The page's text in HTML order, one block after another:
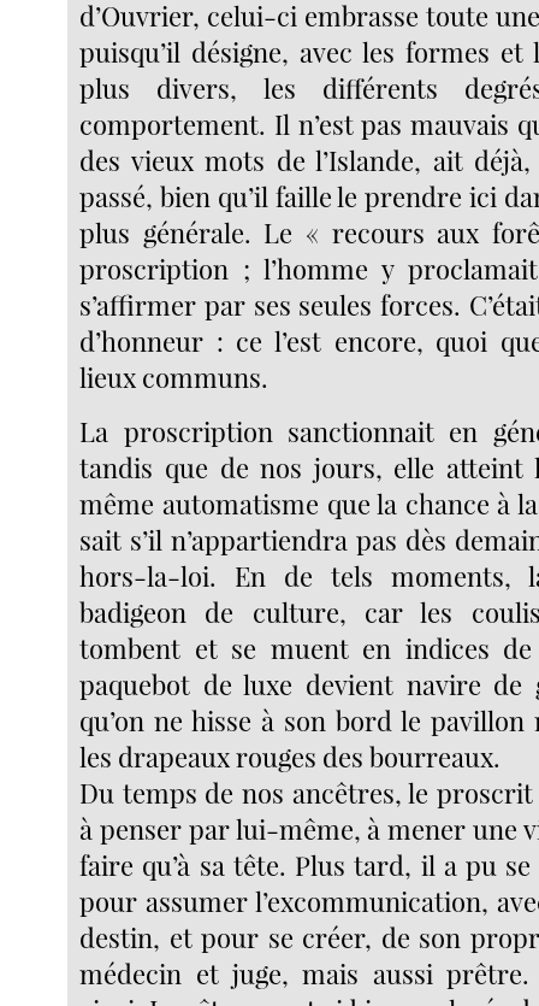
d’Ouvrier, celui-ci embrasse toute
puisqu’il désigne, avec les formes et
plus divers, les différents
comportement. Il n’est pas mauvais
des vieux mots de l’Islande, ait
passé, bien qu’il faille le prendre ici
plus générale. Le « recours aux
proscription ; l’homme y
s’affirmer par ses seules forces.
d’honneur : ce l’est encore, quoi
lieux communs.
La proscription sanctionnait en
tandis que de nos jours, elle atteint
même automatisme que la chance à
sait s’il n’appartiendra pas dès
hors-la-loi. En de tels moments,
badigeon de culture, car les
tombent et se muent en indices
paquebot de luxe devient navire de
qu’on ne hisse à son bord le
les drapeaux rouges des bourreaux.
Du temps de nos ancêtres, le
à penser par lui-même, à mener une
faire qu’à sa tête. Plus tard, il a pu
pour assumer l’excommunication,
destin, et pour se créer, de son
médecin et juge, mais aussi